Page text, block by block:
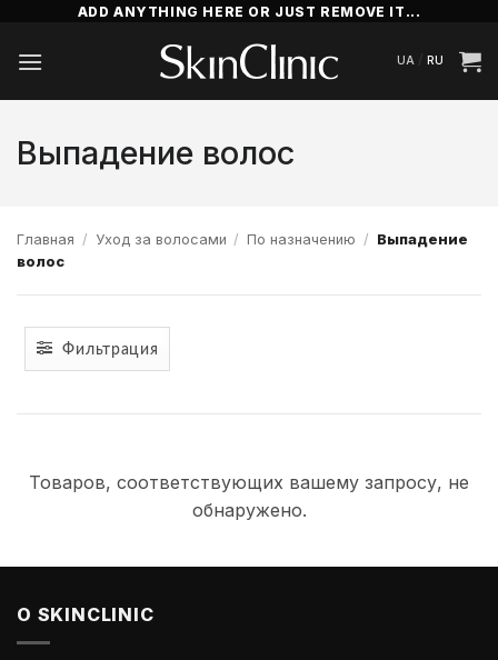
content
ADD ANYTHING HERE OR JUST REMOVE IT...
UA / RU
Выпадение волос
Главная / Уход за волосами / По назначению / Выпадение
волос
Фильтрация
Товаров, соответствующих вашему запросу, не
обнаружено.
О SKINCLINIC